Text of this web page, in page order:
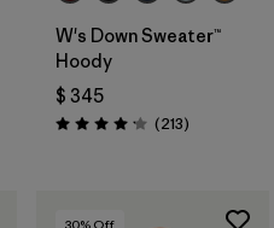
W's Down Sweater™
Hoody
$ 345
Valoración: 4.2 / 5
(213Comentarios
)
30% Off